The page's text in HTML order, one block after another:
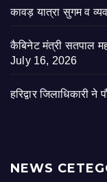
कावड़ यात्रा सुगम व
कैबिनेट मंत्री सतपाल
July 16, 2026
हरिद्वार जिलाधिकारी ने
NEWS